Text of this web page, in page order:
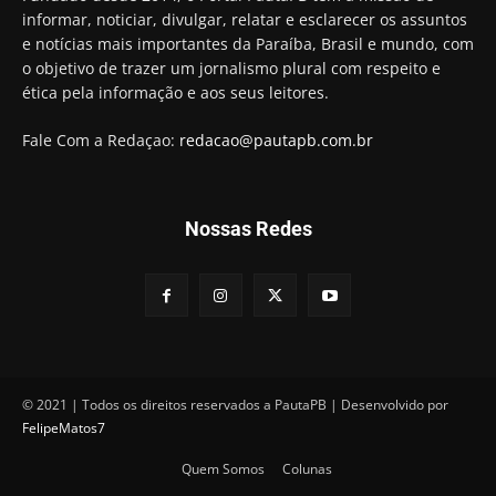
"confiscar" dinheiro de clientes
01:49
Descaso da gestão Panta deixa crianças e
professoras 'ilhadas' em creche
00:16
informar, noticiar, divulgar, relatar e esclarecer os assuntos
e notícias mais importantes da Paraíba, Brasil e mundo, com
o objetivo de trazer um jornalismo plural com respeito e
ética pela informação e aos seus leitores.
Fale Com a Redaçao: redacao@pautapb.com.br
Nossas Redes
© 2021 | Todos os direitos reservados a PautaPB | Desenvolvido por
FelipeMatos7
Quem Somos Colunas